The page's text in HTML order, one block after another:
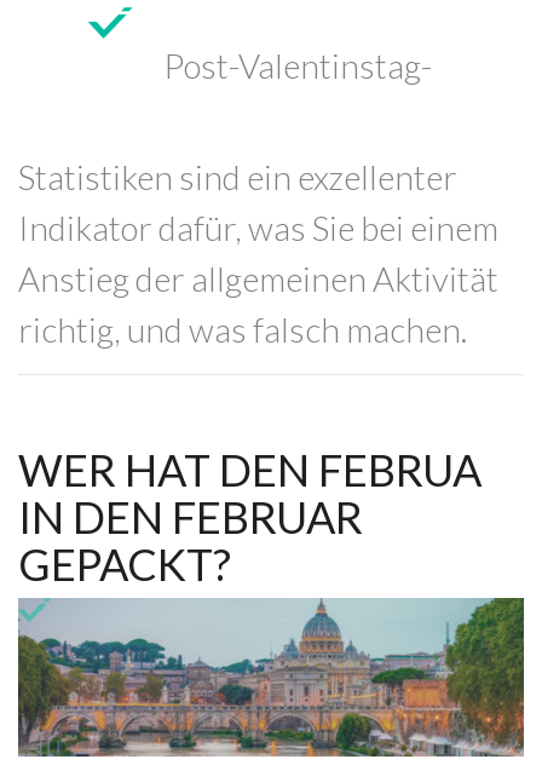
Post-Valentinstag-
Statistiken sind ein exzellenter
Indikator dafür, was Sie bei einem
Anstieg der allgemeinen Aktivität
richtig, und was falsch machen.
WER HAT DEN FEBRUA
IN DEN FEBRUAR
GEPACKT?